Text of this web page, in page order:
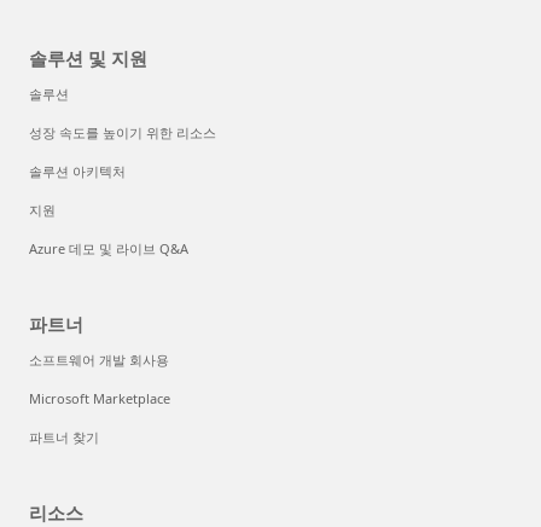
솔루션 및 지원
솔루션
성장 속도를 높이기 위한 리소스
솔루션 아키텍처
지원
Azure 데모 및 라이브 Q&A
파트너
소프트웨어 개발 회사용
Microsoft Marketplace
파트너 찾기
리소스